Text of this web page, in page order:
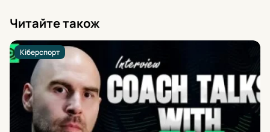
Читайте також
Кіберспорт